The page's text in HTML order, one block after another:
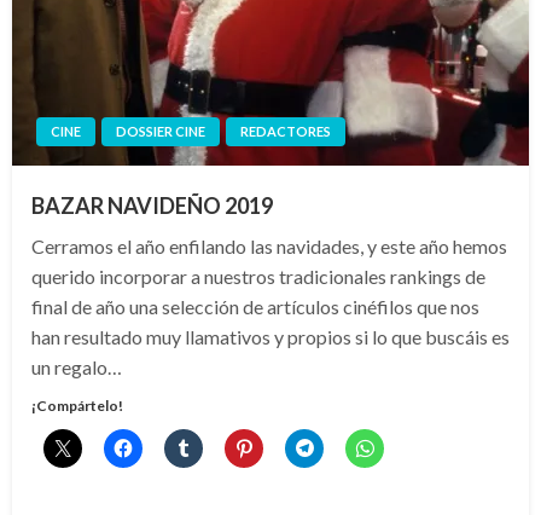
CINE DOSSIER CINE REDACTORES
BAZAR NAVIDEÑO 2019
Cerramos el año enfilando las navidades, y este año hemos
querido incorporar a nuestros tradicionales rankings de
final de año una selección de artículos cinéfilos que nos
han resultado muy llamativos y propios si lo que buscáis es
un regalo…
¡Compártelo!